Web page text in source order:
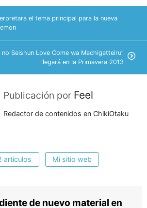
el tema principal para la nueva
no Seishun Love Come wa Machigatteiru”
llegará en la Primavera 2013
Publicación por Feel
Redactor de contenidos en ChikiOtaku
artículos Mi sitio web
de nuevo material en